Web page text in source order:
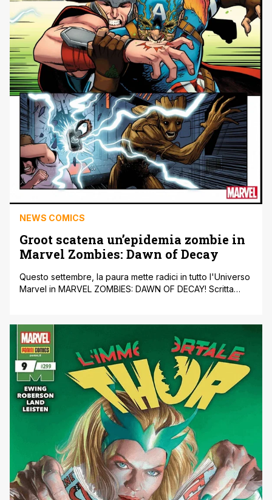
NEWS COMICS
Groot scatena un’epidemia zombie in
Marvel Zombies: Dawn of Decay
Questo settembre, la paura mette radici in tutto l'Universo
Marvel in MARVEL ZOMBIES: DAWN OF DECAY! Scritta
Comics e disegnata dall'acclamato artista Jason Muhr
(SPIDER-MAN 2099), la miniserie di quattro numeri offrirà
una storia dell'orrore con i supereroi protagonisti giusto
[']